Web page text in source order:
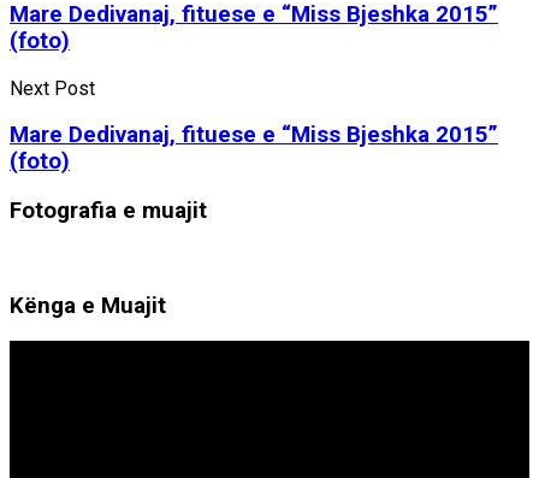
Mare Dedivanaj, fituese e “Miss Bjeshka 2015”
(foto)
Next Post
Mare Dedivanaj, fituese e “Miss Bjeshka 2015”
(foto)
Fotografia e muajit
Kënga e Muajit